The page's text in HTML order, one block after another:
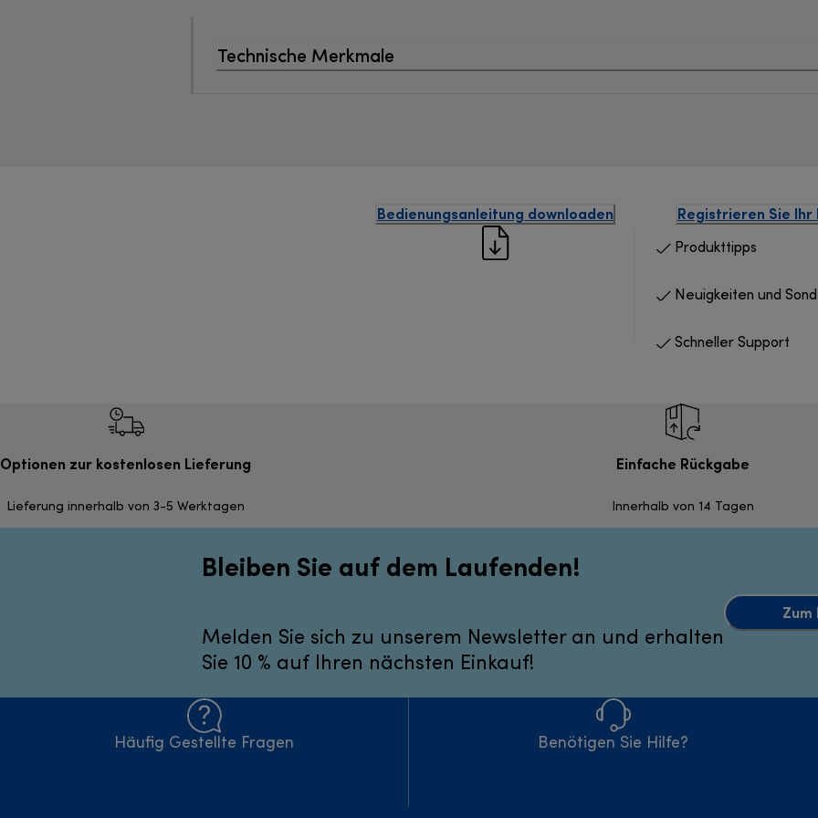
Technische Merkmale
Bedienungsanleitung downloaden Registrieren Sie Ihr
Produkttipps
Neuigkeiten und
Schneller Support
Optionen zur kostenlosen Lieferung
Lieferung innerhalb von 3-5 Werktagen
Einfache Rückgabe
Innerhalb von 14 Tagen
Bleiben Sie auf dem Laufenden!
Melden Sie sich zu unserem Newsletter an und erhalten
Sie 10 % auf Ihren nächsten Einkauf!
Häufig Gestellte Fragen Benötigen Sie Hilfe?